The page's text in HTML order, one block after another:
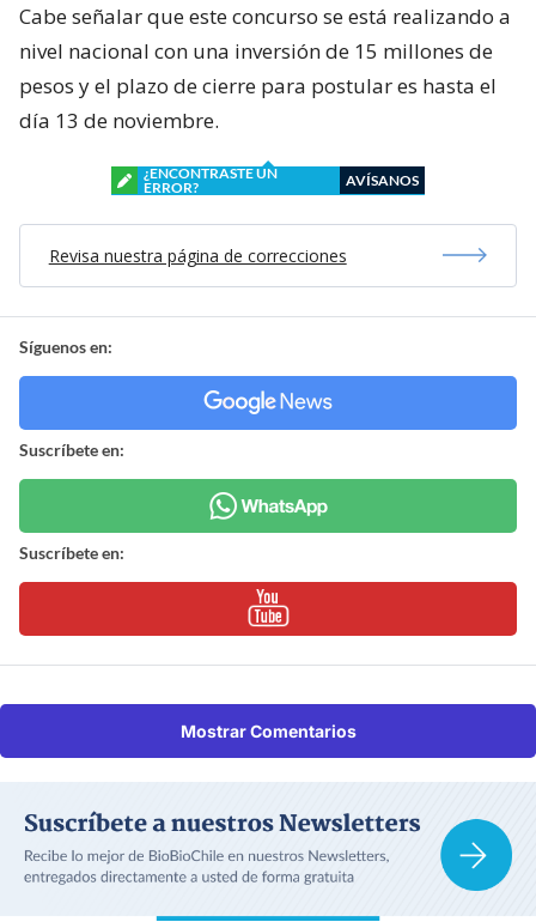
Cabe señalar que este concurso se está realizando a
nivel nacional con una inversión de 15 millones de
pesos y el plazo de cierre para postular es hasta el
día 13 de noviembre.
¿ENCONTRASTE UN
ERROR?
AVÍSANOS
Revisa nuestra página de correcciones
Síguenos en:
Suscríbete en:
Suscríbete en:
Mostrar Comentarios